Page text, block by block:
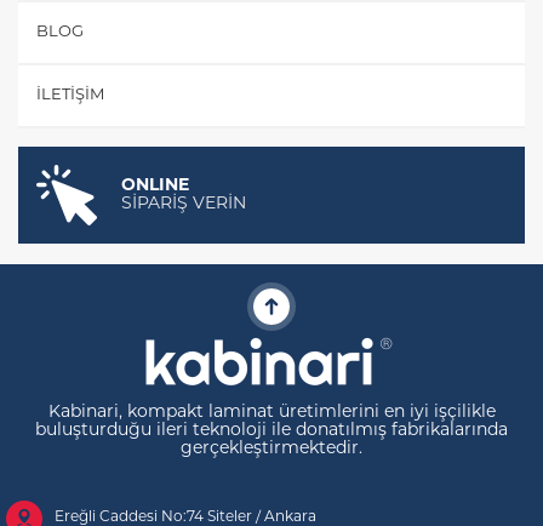
BLOG
İLETIŞIM
ONLINE
SİPARİŞ VERİN
Kabinari, kompakt laminat üretimlerini en iyi işçilikle
buluşturduğu ileri teknoloji ile donatılmış fabrikalarında
gerçekleştirmektedir.
Ereğli Caddesi No:74 Siteler / Ankara